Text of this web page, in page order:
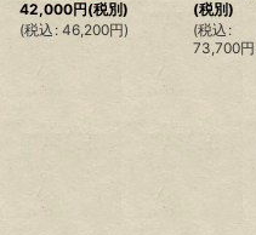
42,000円(税別)
(税込 : 46,200円)
(税別)
(税込 :
73,700円